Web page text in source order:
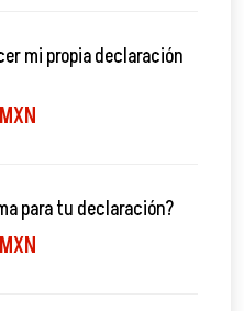
mi propia declaración
para tu declaración?